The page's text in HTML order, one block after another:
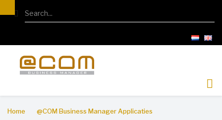
de
inhoud
Search
Home @COM Business Manager Applicaties